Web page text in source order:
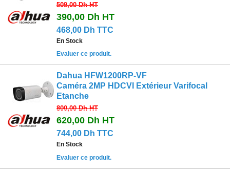
509,00 DhHT
390,00 Dh HT
468,00 Dh TTC
En Stock
Evaluer ce produit.
Dahua HFW1200RP-VF
Caméra 2MP HDCVI Extérieur Varifocal
Etanche
800,00 DhHT
620,00 Dh HT
744,00 Dh TTC
En Stock
Evaluer ce produit.